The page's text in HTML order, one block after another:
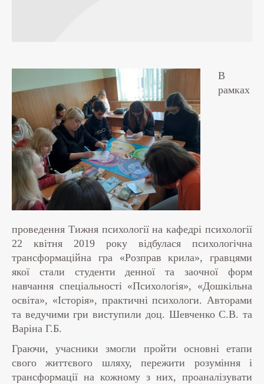
В
рамках
проведення Тижня психології на кафедрі психології
22 квітня 2019 року відбулася психологічна
трансформаційна гра «Розправ крила», гравцями
якої стали студенти денної та заочної форм
навчання спеціальності «Психологія», «Дошкільна
освіта», «Історія», практичні психологи. Авторами
та ведучими гри виступили доц. Шевченко С.В. та
Варіна Г.Б.
Граючи, учасники змогли пройти основні етапи
свого життєвого шляху, пережити розуміння і
трансформації на кожному з них, проаналізувати